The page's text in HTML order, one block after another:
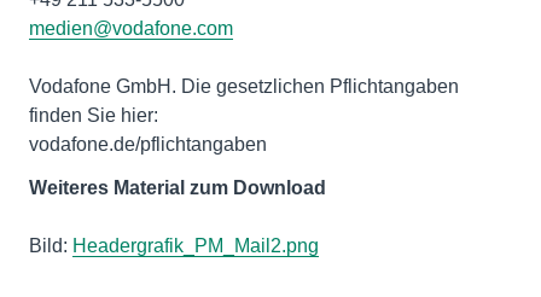
medien@vodafone.com
Vodafone GmbH. Die gesetzlichen Pflichtangaben
finden Sie hier:
vodafone.de/pflichtangaben
Weiteres Material zum Download
Bild: Headergrafik_PM_Mail2.png